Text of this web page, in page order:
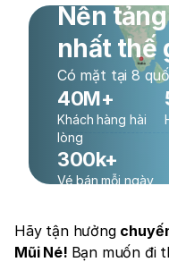
Nền
nhất thế
Có mặt tại 8
40M+
Khách hàng hài
lòng
300k+
Vé bán mỗi ngày
Hãy tận hưởng
Mũi Né! Bạn muốn đi